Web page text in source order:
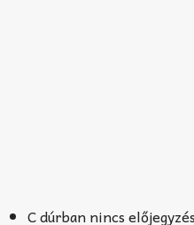
C dúrban nincs